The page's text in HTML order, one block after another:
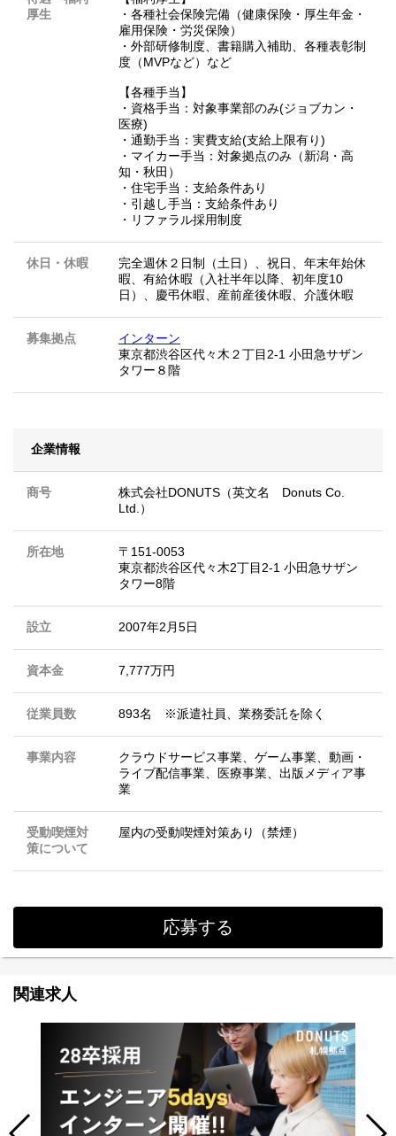
厚生
・各種社会保険完備（健康保険・厚生年金・
雇用保険・労災保険）
・外部研修制度、書籍購入補助、各種表彰制
度（MVPなど）など
【各種手当】
・資格手当：対象事業部のみ(ジョブカン・
医療)
・通勤手当：実費支給(支給上限有り)
・マイカー手当：対象拠点のみ（新潟・高
知・秋田）
・住宅手当：支給条件あり
・引越し手当：支給条件あり
・リファラル採用制度
休日・休暇
完全週休２日制（土日）、祝日、年末年始休
暇、有給休暇（入社半年以降、初年度10
日）、慶弔休暇、産前産後休暇、介護休暇
募集拠点
インターン
東京都渋谷区代々木２丁目2-1 小田急サザン
タワー８階
企業情報
商号
株式会社DONUTS（英文名 Donuts Co.
Ltd.）
所在地
〒151-0053
東京都渋谷区代々木2丁目2-1 小田急サザン
タワー8階
設立 2007年2月5日
資本金 7,777万円
従業員数 893名 ※派遣社員、業務委託を除く
事業内容
クラウドサービス事業、ゲーム事業、動画・
ライブ配信事業、医療事業、出版メディア事
業
受動喫煙対
策について
屋内の受動喫煙対策あり（禁煙）
応募する
関連求人